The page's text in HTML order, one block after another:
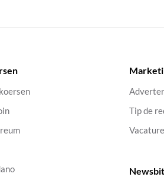
Tip de
Newsbit